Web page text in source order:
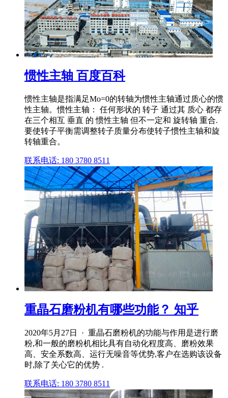
惯性主轴 百度百科
惯性主轴是指满足Mo=0的转轴为惯性主轴通过质心的惯
性主轴。惯性主轴： 任何形状的 转子 通过其 质心 都存
在三个相互 垂直 的 惯性主轴 但不一定和 旋转轴 重合.
要使转子平衡需调整转子质量分布使转子惯性主轴和旋
转轴重合。
联系电话: 180 3780 8511
重晶石磨粉机有哪些功能？ 知乎
2020年5月27日 · 重晶石磨粉机的功能与作用是进行磨
粉,和一般的磨粉机相比具有自动化程度高、磨粉效果
高、安全系数高、运行无噪音等优势,客户在选购该设备
时,除了关心它的优势 .
联系电话: 180 3780 8511